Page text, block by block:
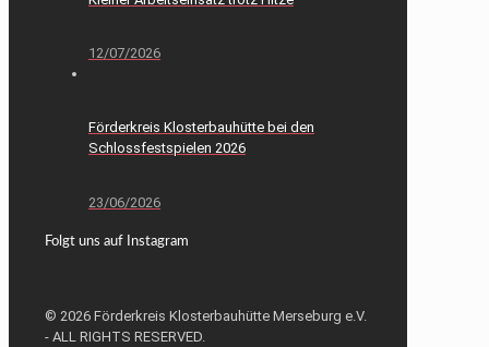
12/07/2026
Förderkreis Klosterbauhütte bei den
Schlossfestspielen 2026
23/06/2026
Folgt uns auf Instagram
© 2026 Förderkreis Klosterbauhütte Merseburg e.V.
- ALL RIGHTS RESERVED.